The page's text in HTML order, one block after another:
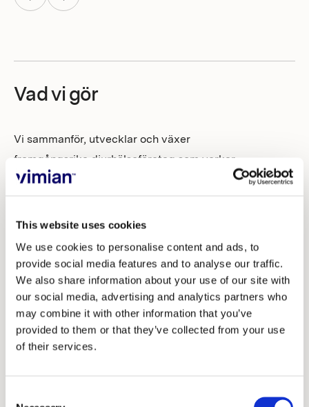
This website uses cookies
We use cookies to personalise content and ads, to
provide social media features and to analyse our traffic.
We also share information about your use of our site with
our social media, advertising and analytics partners who
may combine it with other information that you’ve
provided to them or that they’ve collected from your use
of their services.
Vad vi gör
Vi sammanför, utvecklar och växer
framgångsrika djurhälsoföretag som verkar
i globala nischer där det finns medicinska
potential för stark, uthållig tillväxt.
Genom att kombinera framåtblickande
utvecklingsinitiativ och sammanföra
framstående företag gör Vimian
marknadens mest innovativa produkter,
tjänster och behandlingar tillgängliga för
HUR VI VÄXER